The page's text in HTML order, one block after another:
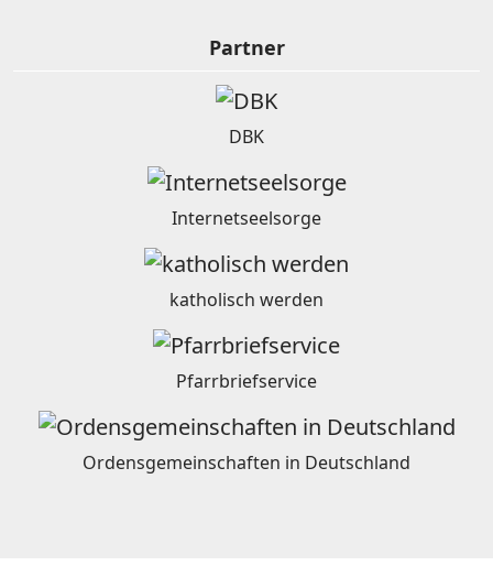
Partner
DBK
Internetseelsorge
katholisch werden
Pfarrbriefservice
Ordensgemeinschaften in Deutschland